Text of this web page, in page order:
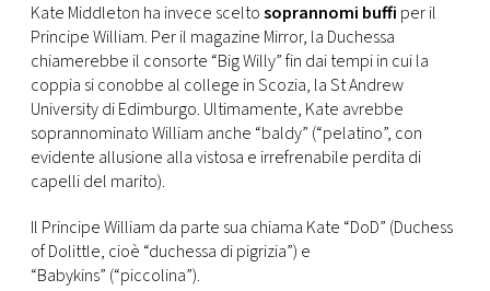
Kate Middleton ha invece sceltosoprannomi buffi per il
Principe William. Per il magazine Mirror, la Duchessa
chiamerebbe il consorte “Big Willy” fin dai tempi in cui la
coppia si conobbe al college in Scozia, la St Andrew
University di Edimburgo. Ultimamente, Kate avrebbe
soprannominato William anche “baldy” (“pelatino”, con
evidente allusione alla vistosa e irrefrenabile perdita di
capelli del marito).
Il Principe William da parte sua chiama Kate “DoD” (Duchess
of Dolittle, cioè “duchessa di pigrizia”) e
“Babykins” (“piccolina”).